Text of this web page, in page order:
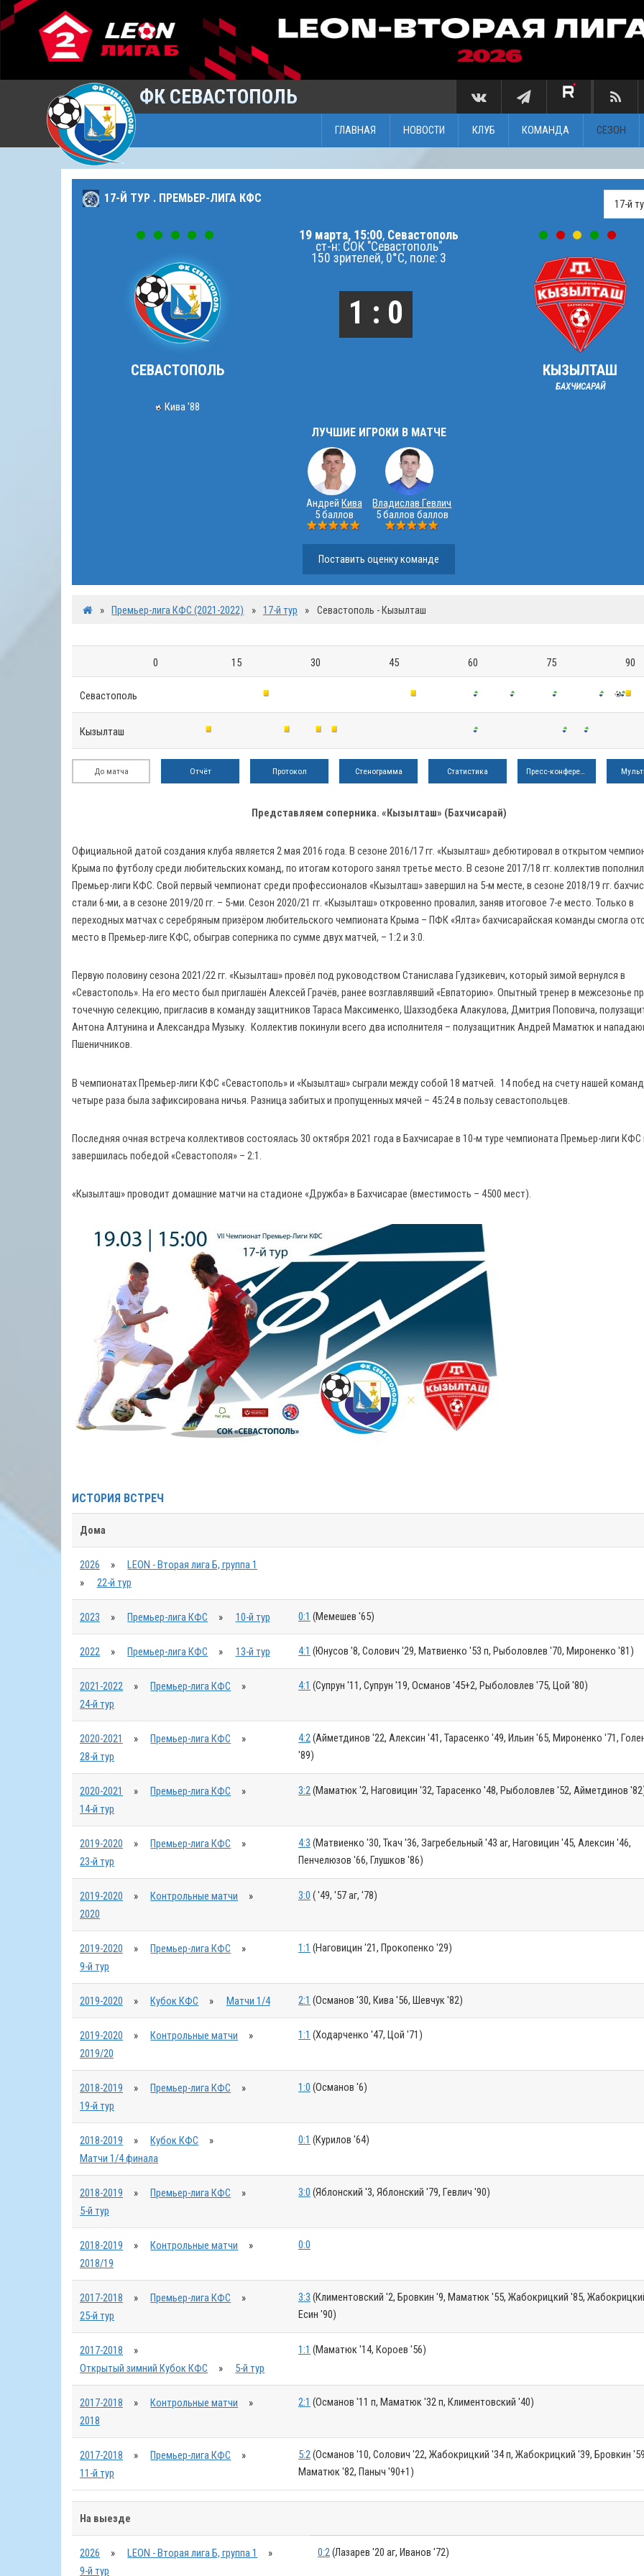
ФК СЕВАСТОПОЛЬ
ГЛАВНАЯ НОВОСТИ КЛУБ КОМАНДА СЕЗОН
17-Й ТУР . ПРЕМЬЕР-ЛИГА КФС
СЕВАСТОПОЛЬ
Кива '88
19 марта, 15:00, Севастополь
ст-н: СОК "Севастополь"
150 зрителей, 0°C, поле: 3
1 : 0
КЫЗЫЛТАШ
БАХЧИСАРАЙ
ЛУЧШИЕ ИГРОКИ В МАТЧЕ
Андрей Кива
5 баллов
Владислав Гевлич
5 баллов баллов
Поставить оценку команде
» Премьер-лига КФС (2021-2022) » 17-й тур » Севастополь - Кызылташ
0 15 30 45 60 75 90
Севастополь
Кызылташ
До матча Отчёт Протокол Стенограмма Статистика Пресс-конференция
Представляем соперника. «Кызылташ» (Бахчисарай)
Официальной датой создания клуба является 2 мая 2016 года. В сезоне 2016/17 гг. «Кызылташ» дебютировал в открытом
Крыма по футболу среди любительских команд, по итогам которого занял третье место. В сезоне 2017/18 гг. коллектив
Премьер-лиги КФС. Свой первый чемпионат среди профессионалов «Кызылташ» завершил на 5-м месте, в сезоне 2018/19 гг.
стали 6-ми, а в сезоне 2019/20 гг. – 5-ми. Сезон 2020/21 гг. «Кызылташ» откровенно провалил, заняв итоговое 7-е место. Только в
переходных матчах с серебряным призёром любительского чемпионата Крыма – ПФК «Ялта» бахчисарайская команды смогла
место в Премьер-лиге КФС, обыграв соперника по сумме двух матчей, – 1:2 и 3:0.
Первую половину сезона 2021/22 гг. «Кызылташ» провёл под руководством Станислава Гудзикевич, который зимой вернулся в
«Севастополь». На его место был приглашён Алексей Грачёв, ранее возглавлявший «Евпаторию». Опытный тренер в межсезонье
точечную селекцию, пригласив в команду защитников Тараса Максименко, Шахзодбека Алакулова, Дмитрия Поповича,
Антона Алтунина и Александра Музыку. Коллектив покинули всего два исполнителя – полузащитник Андрей Маматюк и
Пшеничников.
В чемпионатах Премьер-лиги КФС «Севастополь» и «Кызылташ» сыграли между собой 18 матчей. 14 побед на счету нашей
четыре раза была зафиксирована ничья. Разница забитых и пропущенных мячей – 45:24 в пользу севастопольцев.
Последняя очная встреча коллективов состоялась 30 октября 2021 года в Бахчисарае в 10-м туре чемпионата Премьер-лиги КФС
завершилась победой «Севастополя» – 2:1.
«Кызылташ» проводит домашние матчи на стадионе «Дружба» в Бахчисарае (вместимость – 4500 мест).
ИСТОРИЯ ВСТРЕЧ
Дома
2026 »
LEON - Вторая лига Б, группа 1
»
22-й тур
2023 » Премьер-лига КФС » 10-й тур 0:1 (Мемешев '65)
2022 » Премьер-лига КФС » 13-й тур 4:1 (Юнусов '8, Солович '29, Матвиенко '53 п, Рыболовлев '70, Мироненко '81)
2021-2022 » Премьер-лига КФС
»
24-й тур
4:1 (Супрун '11, Супрун '19, Османов '45+2, Рыболовлев '75, Цой '80)
2020-2021 » Премьер-лига КФС
»
28-й тур
4:2(Айметдинов '22, Алексин '41, Тарасенко '49, Ильин '65, Мироненко '71,
'89)
2020-2021 » Премьер-лига КФС
»
14-й тур
3:2(Маматюк '2, Наговицин '32, Тарасенко '48, Рыболовлев '52, Айметдинов
2019-2020 » Премьер-лига КФС
»
23-й тур
4:3 (Матвиенко '30, Ткач '36, Загребельный '43 аг, Наговицин '45, Алексин '46,
Пенчелюзов '66, Глушков '86)
2019-2020 » Контрольные матчи
»
2020
3:0 ( '49, '57 аг, '78)
2019-2020 » Премьер-лига КФС
»
9-й тур
1:1 (Наговицин '21, Прокопенко '29)
2019-2020 » Кубок КФС » Матчи 1/4 2:1 (Османов '30, Кива '56, Шевчук '82)
2019-2020 » Контрольные матчи
»
2019/20
1:1 (Ходарченко '47, Цой '71)
2018-2019 » Премьер-лига КФС
»
19-й тур
1:0 (Османов '6)
2018-2019 » Кубок КФС
»
Матчи 1/4 финала
0:1 (Курилов '64)
2018-2019 » Премьер-лига КФС
»
5-й тур
3:0 (Яблонский '3, Яблонский '79, Гевлич '90)
2018-2019 » Контрольные матчи
»
2018/19
0:0
2017-2018 » Премьер-лига КФС
»
25-й тур
3:3 (Климентовский '2, Бровкин '9, Маматюк '55, Жабокрицкий '85,
Есин '90)
2017-2018
»
Открытый зимний Кубок КФС
» 5-й тур
1:1 (Маматюк '14, Короев '56)
2017-2018 » Контрольные матчи
»
2018
2:1 (Османов '11 п, Маматюк '32 п, Климентовский '40)
2017-2018 » Премьер-лига КФС
»
11-й тур
5:2(Османов '10, Солович '22, Жабокрицкий '34 п, Жабокрицкий '39, Бровкин
Маматюк '82, Паныч '90+1)
На выезде
2026 » LEON - Вторая лига Б, группа 1
»
9-й тур
0:2 (Лазарев '20 аг, Иванов '72)